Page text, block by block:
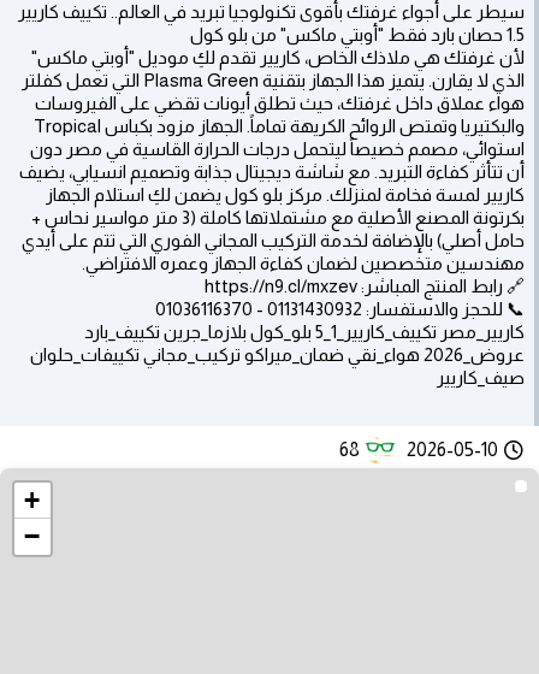
سيطر على أجواء غرفتك بأقوى تكنولوجيا تبريد في العالم.. تكييف كاريير
1.5 حصان بارد فقط "أوبتي ماكس" من بلو كول
لأن غرفتك هي ملاذك الخاص، كاريير تقدم لكِ موديل "أوبتي ماكس"
الذي لا يقارن. يتميز هذا الجهاز بتقنية Plasma Green التي تعمل كفلتر
هواء عملاق داخل غرفتك، حيث تطلق أيونات تقضي على الفيروسات
والبكتيريا وتمتص الروائح الكريهة تماماً. الجهاز مزود بكباس Tropical
استوائي، مصمم خصيصاً ليتحمل درجات الحرارة القاسية في مصر دون
أن تتأثر كفاءة التبريد. مع شاشة ديجيتال جذابة وتصميم انسيابي، يضيف
كاريير لمسة فخامة لمنزلك. مركز بلو كول يضمن لكِ استلام الجهاز
بكرتونة المصنع الأصلية مع مشتملاتها كاملة (3 متر مواسير نحاس +
حامل أصلي) بالإضافة لخدمة التركيب المجاني الفوري التي تتم على أيدي
مهندسين متخصصين لضمان كفاءة الجهاز وعمره الافتراضي.
🔗 رابط المنتج المباشر: https://n9.cl/mxzev
📞 للحجز والاستفسار: 01131430932 - 01036116370
كاريير_مصر تكييف_كاريير_1_5 بلو_كول بلازما_جرين تكييف_بارد
عروض_2026 هواء_نقي ضمان_ميراكو تركيب_مجاني تكييفات_حلوان
صيف_كاريير
2026-05-10
68
+
−